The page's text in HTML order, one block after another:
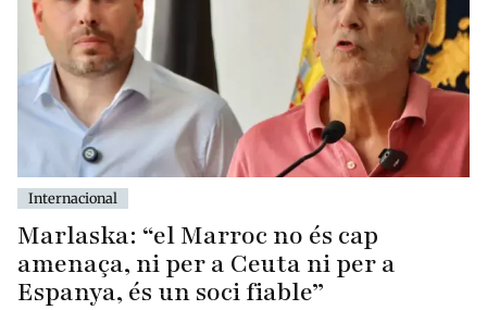
Internacional
Marlaska: “el Marroc no és cap
amenaça, ni per a Ceuta ni per a
Espanya, és un soci fiable”